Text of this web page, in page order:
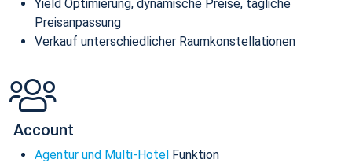
Yield Optimierung, dynamische Preise, tägliche
Preisanpassung
Verkauf unterschiedlicher Raumkonstellationen
Account
Agentur und Multi-Hotel Funktion